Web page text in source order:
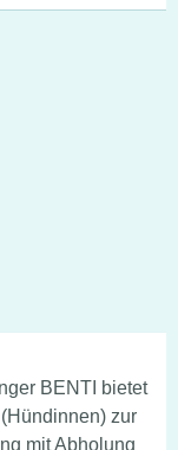
BENTI bietet
zur
mit Abholung